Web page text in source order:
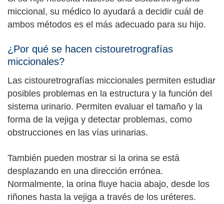
miccional, su médico lo ayudará a decidir cuál de
ambos métodos es el más adecuado para su hijo.
¿Por qué se hacen cistouretrografías
miccionales?
Las cistouretrografías miccionales permiten estudiar
posibles problemas en la estructura y la función del
sistema urinario. Permiten evaluar el tamaño y la
forma de la vejiga y detectar problemas, como
obstrucciones en las vías urinarias.
También pueden mostrar si la orina se está
desplazando en una dirección errónea.
Normalmente, la orina fluye hacia abajo, desde los
riñones hasta la vejiga a través de los uréteres.